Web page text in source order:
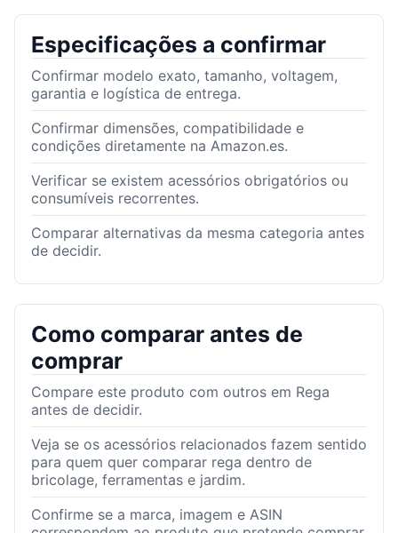
Especificações a confirmar
Confirmar modelo exato, tamanho, voltagem,
garantia e logística de entrega.
Confirmar dimensões, compatibilidade e
condições diretamente na Amazon.es.
Verificar se existem acessórios obrigatórios ou
consumíveis recorrentes.
Comparar alternativas da mesma categoria antes
de decidir.
Como comparar antes de
comprar
Compare este produto com outros em Rega
antes de decidir.
Veja se os acessórios relacionados fazem sentido
para quem quer comparar rega dentro de
bricolage, ferramentas e jardim.
Confirme se a marca, imagem e ASIN